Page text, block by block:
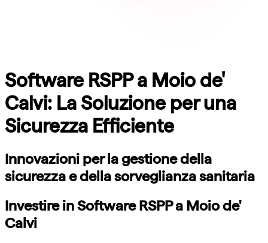
Software RSPP a Moio de'
Calvi: La Soluzione per una
Sicurezza Efficiente
Innovazioni per la gestione della
sicurezza e della sorveglianza sanitaria
Investire in Software RSPP a Moio de'
Calvi